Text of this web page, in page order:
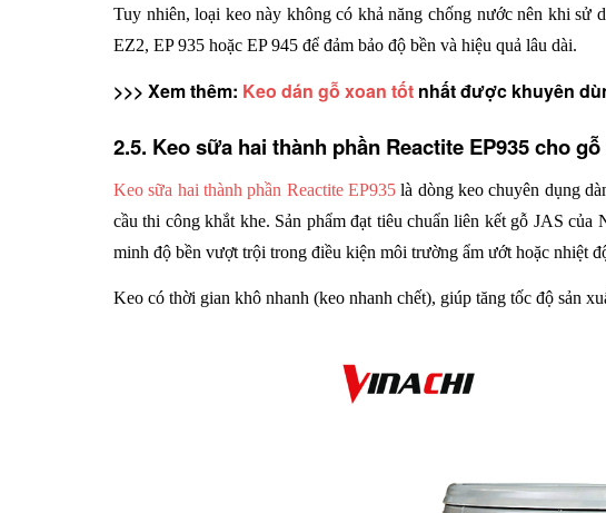
Tuy nhiên, loại keo này không có khả năng chống nước nên khi
EZ2, EP 935 hoặc EP 945 để đảm bảo độ bền và hiệu quả lâu dài.
>>> Xem thêm: Keo dán gỗ xoan tốt nhất được khuyên
2.5. Keo sữa hai thành phần Reactite EP935 cho
Keo sữa hai thành phần Reactite EP935 là dòng keo chuyên dụng
cầu thi công khắt khe. Sản phẩm đạt tiêu chuẩn liên kết gỗ JAS
minh độ bền vượt trội trong điều kiện môi trường ẩm ướt hoặc nhiệt
Keo có thời gian khô nhanh (keo nhanh chết), giúp tăng tốc độ sản